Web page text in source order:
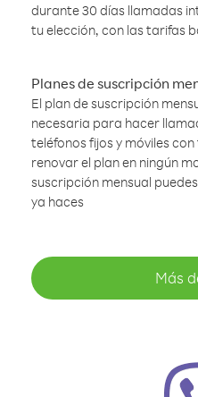
durante 30 días llamadas
tu elección, con las tarifas
Planes de suscripción
El plan de suscripción
necesaria para hacer
teléfonos fijos y móviles
renovar el plan en ningún
suscripción mensual
ya haces
Más